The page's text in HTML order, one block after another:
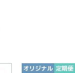
オリジナル 定期便